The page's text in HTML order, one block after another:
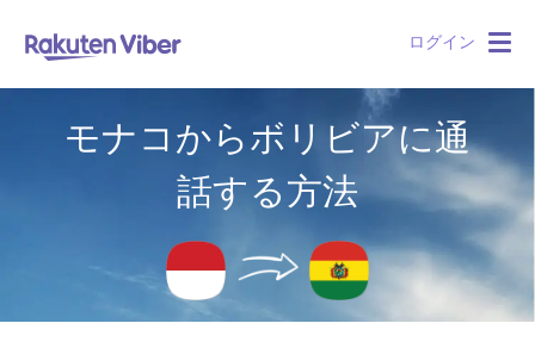
ログイン
モナコからボリビアに通
話する方法